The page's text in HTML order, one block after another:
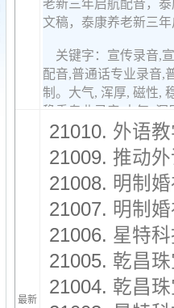
最新
21010. 外语
21009. 推动
21008. 明制
21007. 明制
21006. 星特
21005. 乾昌
21004. 乾昌